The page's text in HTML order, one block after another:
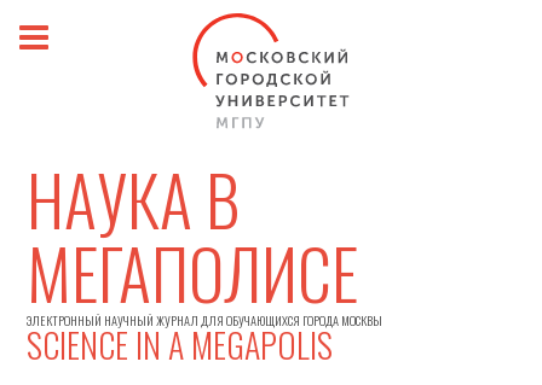
НАУКА В
МЕГАПОЛИСЕ
ЭЛЕКТРОННЫЙ НАУЧНЫЙ ЖУРНАЛ ДЛЯ ОБУЧАЮЩИХСЯ ГОРОДА МОСКВЫ
SCIENCE IN A MEGAPOLIS